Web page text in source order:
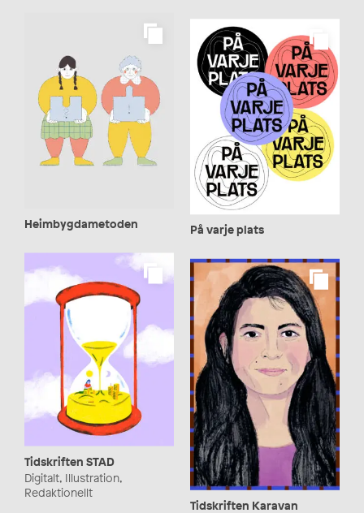
Heimbygdametoden På varje plats
Tidskriften STAD
Digitalt, Illustration,
Redaktionellt
Tidskriften Karavan